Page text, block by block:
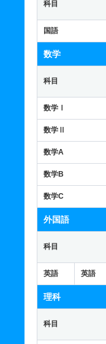
科目
国語
数学
科目
数学Ⅰ
数学Ⅱ
数学A
数学B
数学C
外国語
科目
英語 英語
理科
科目